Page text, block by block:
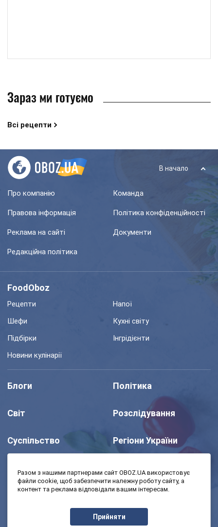
Зараз ми готуємо
Всі рецепти
В начало
Про компанію Команда
Правова інформація Політика конфіденційності
Реклама на сайті Документи
Редакційна політика
FoodOboz
Рецепти
Напої
Шефи
Кухні світу
Підбірки
Інгрідієнти
Новини кулінарії
Блоги Політика
Світ Розслідування
Суспільство Регіони України
Моя школа
Економіка
Разом з нашими партнерами сайт OBOZ.UA використовує
файли cookie, щоб забезпечити належну роботу сайту, а
контент та реклама відповідали вашим інтересам.
Прийняти